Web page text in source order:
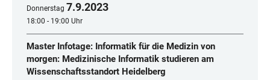
Donnerstag 7.9.2023
18:00 - 19:00 Uhr
Master Infotage: Informatik für die Medizin von
morgen: Medizinische Informatik studieren am
Wissenschaftsstandort Heidelberg